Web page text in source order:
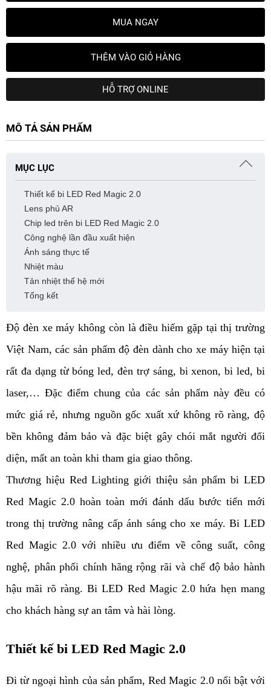
MUA NGAY
THÊM VÀO GIỎ HÀNG
HỖ TRỢ ONLINE
MÔ TẢ SẢN PHẨM
MỤC LỤC
Thiết kế bi LED Red Magic 2.0
Lens phủ AR
Chip led trên bi LED Red Magic 2.0
Công nghệ lần đầu xuất hiện
Ánh sáng thực tế
Nhiệt màu
Tản nhiệt thế hệ mới
Tổng kết
Độ đèn xe máy không còn là điều hiếm gặp tại thị trường
Việt Nam, các sản phẩm độ đèn dành cho xe máy hiện tại
rất đa dạng từ bóng led, đèn trợ sáng, bi xenon, bi led, bi
laser,… Đặc điểm chung của các sản phẩm này đều có
mức giá rẻ, nhưng nguồn gốc xuất xứ không rõ ràng, độ
bền không đảm bảo và đặc biệt gây chói mắt người đối
diện, mất an toàn khi tham gia giao thông.
Thương hiệu Red Lighting giới thiệu sản phẩm bi LED
Red Magic 2.0 hoàn toàn mới đánh dấu bước tiến mới
trong thị trường nâng cấp ánh sáng cho xe máy. Bi LED
Red Magic 2.0 với nhiều ưu điểm về công suất, công
nghệ, phân phối chính hãng rộng rãi và chế độ bảo hành
hậu mãi rõ ràng. Bi LED Red Magic 2.0 hứa hẹn mang
cho khách hàng sự an tâm và hài lòng.
Thiết kế bi LED Red Magic 2.0
Đi từ ngoại hình của sản phẩm, Red Magic 2.0 nổi bật với